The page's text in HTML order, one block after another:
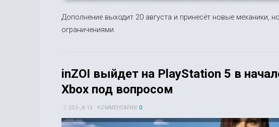
Дополнение выходит 20 августа и принесёт новые механики,
ограничениями.
inZOI выйдет на PlayStation 5 в
Xbox под вопросом
20 5-, 8-13 КОММЕНТАРИИ: 0